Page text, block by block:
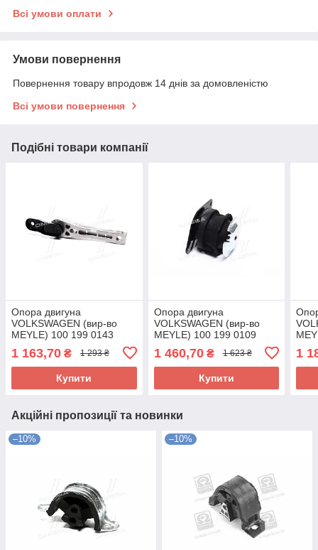
Всі умови оплати
Умови повернення
Повернення товару впродовж 14 днів за домовленістю
Всі умови повернення
Подібні товари компанії
Опора двигуна
VOLKSWAGEN (вир-во
MEYLE) 100 199 0143
1 163,70 ₴ 1 293 ₴
Купити
Опора двигуна
VOLKSWAGEN (вир-во
MEYLE) 100 199 0109
1 460,70₴ 1 623 ₴
Купити
1
Акційні пропозиції та новинки
–10% –10%